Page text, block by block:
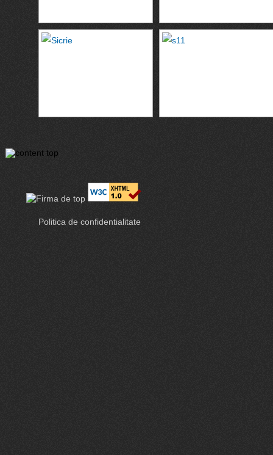
Politica de confidentialitate